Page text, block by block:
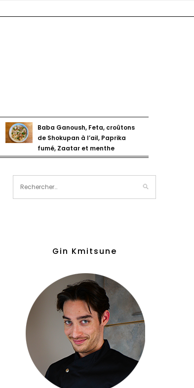
Baba Ganoush, Feta, croûtons
de Shokupan à l’ail, Paprika
fumé, Zaatar et menthe
Gin Kmitsune